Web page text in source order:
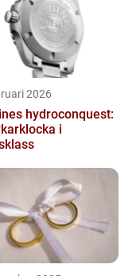
2026
hydroconquest:
i